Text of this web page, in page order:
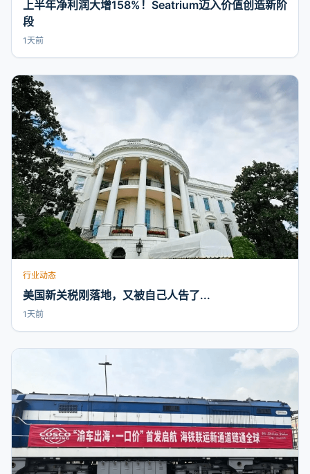
上半年净利润大增158%！Seatrium迈入价值创造新阶
段
1天前
行业动态
美国新关税刚落地，又被自己人告了...
1天前